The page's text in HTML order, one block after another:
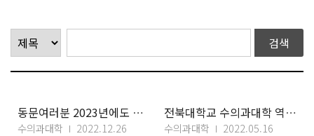
동문여러분 2023년에도 건강과 행운이 가득하시길 기원합니다.
수의과대학 2022.12.26
전북대학교 수의과대학 역대 동문회장
수의과대학 2022.05.16